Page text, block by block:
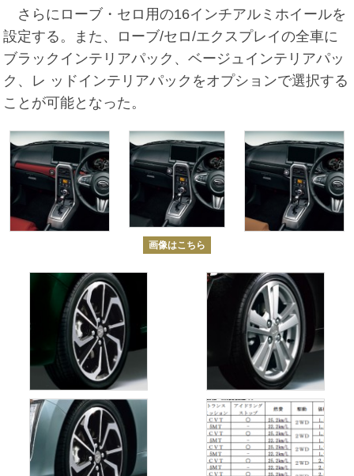
さらにローブ・セロ用の16インチアルミホイールを
設定する。また、ローブ/セロ/エクスプレイの全車に
ブラックインテリアパック、ベージュインテリアパッ
ク、レ ッドインテリアパックをオプションで選択する
ことが可能となった。
画像はこちら